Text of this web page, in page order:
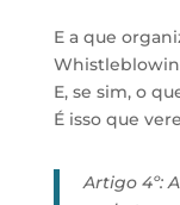
E a que
E, se sim, o
É isso que
Artigo 4º: